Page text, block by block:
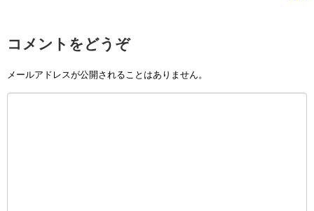
コメントをどうぞ
メールアドレスが公開されることはありません。